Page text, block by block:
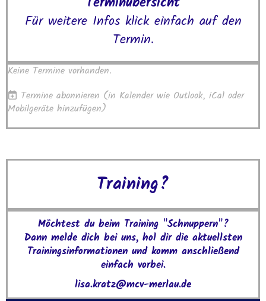
Für weitere Infos klick einfach auf den
Termin.
Keine Termine vorhanden.
Termine abonnieren (in Kalender wie Outlook, iCal oder
Mobilgeräte hinzufügen)
Training?
Möchtest du beim Training "Schnuppern"?
Dann melde dich bei uns, hol dir die aktuellsten
Trainingsinformationen und komm anschließend
einfach vorbei.
lisa.kratz@mcv-merlau.de